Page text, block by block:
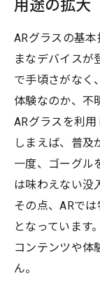
用途の拡大
ARグラスの基
まなデバイスが
で手頃さがなく
体験なのか、不
ARグラスを利
しまえば、普及
一度、ゴーグル
は味わえない没
その点、ARで
となっています
コンテンツや体
ん。